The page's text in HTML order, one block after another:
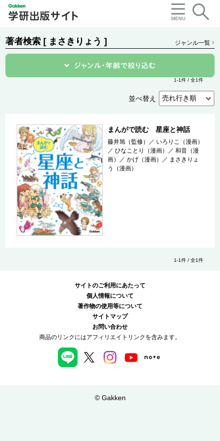
著者検索 [ まさきりょう ] ジャンル一覧
1-1件 / 全1件
並べ替え
まんがで読む 星座と神話
藤井旭（監修） ／ いろりこ（漫画）
／ひなことり（漫画） ／和音（漫
画）
／かげ（漫画） ／ まさきりょ
う（漫画）
1-1件 / 全1件
サイトのご利用にあたって
個人情報について
著作物の使用等について
サイトマップ
お問い合わせ
商品のリンクにはアフィリエイトリンクを含みます。
© Gakken